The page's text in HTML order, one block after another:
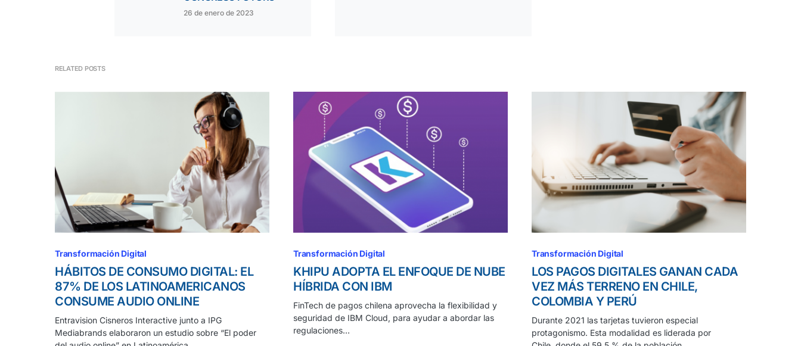
26 de enero de 2023
RELATED POSTS
Transformación Digital
HÁBITOS DE CONSUMO DIGITAL: EL
87% DE LOS LATINOAMERICANOS
CONSUME AUDIO ONLINE
Entravision Cisneros Interactive junto a IPG
Mediabrands elaboraron un estudio sobre “El poder
Transformación Digital
KHIPU ADOPTA EL ENFOQUE DE NUBE
HÍBRIDA CON IBM
FinTech de pagos chilena aprovecha la flexibilidad y
seguridad de IBM Cloud, para ayudar a abordar las
regulaciones…
Transformación Digital
LOS PAGOS DIGITALES GANAN CADA
VEZ MÁS TERRENO EN CHILE,
COLOMBIA Y PERÚ
Durante 2021 las tarjetas tuvieron especial
protagonismo. Esta modalidad es liderada por